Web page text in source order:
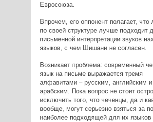
Евросоюза.
Впрочем, его оппонент полагает, что
по своей структуре лучше подходит
письменной интерпретации звуков
языков, с чем Шишани не согласен.
Возникает проблема: современный
язык на письме выражается тремя
алфавитами – русским, английским и
арабским. Пока вопрос не стоит
исключить того, что чеченцы, да и
вообще, могут серьезно взяться за
наиболее подходящей для их языков